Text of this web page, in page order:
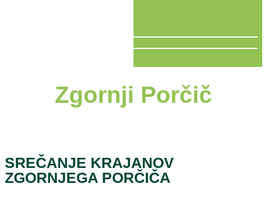
Zgornji Porčič
SREČANJE KRAJANOV
ZGORNJEGA PORČIČA